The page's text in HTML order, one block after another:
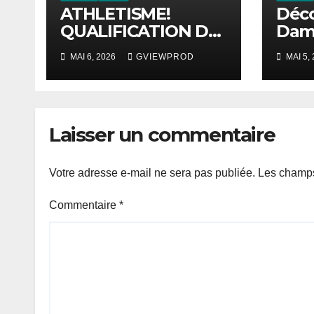
ATHLETISME!
QUALIFICATION DU
SENEGAL POUR
PEKIN 2027
MAI 6, 2026 GVIEWPROD
leMAI 5,
Laisser un commentaire
Votre adresse e-mail ne sera pas publiée. Les
Commentaire *